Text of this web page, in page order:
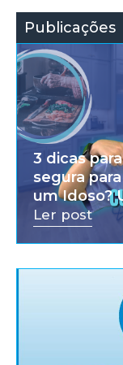
Publicações
3 dicas
segura
um Idoso?
Ler post